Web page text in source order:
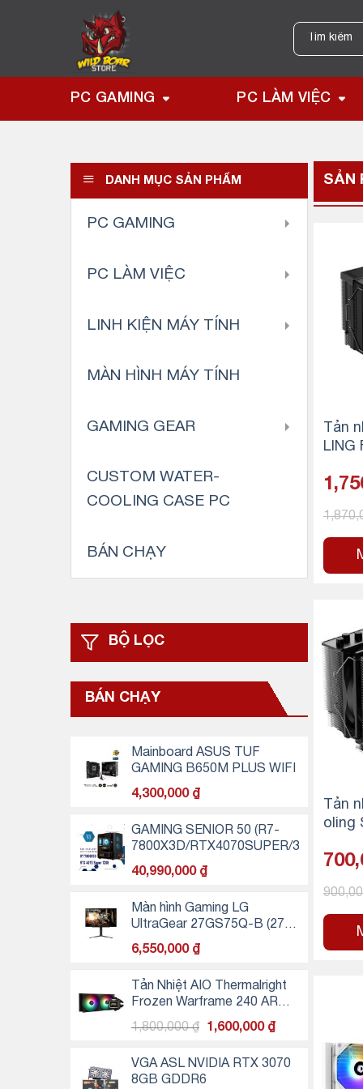
Tìm
kiếm:
PC GAMING PC LÀM VIỆC
DANH MỤC SẢN PHẨM
PC GAMING
PC LÀM VIỆC
LINH KIỆN MÁY TÍNH
MÀN HÌNH MÁY TÍNH
GAMING GEAR
CUSTOM WATER-
COOLING CASE PC
BÁN CHẠY
BỘ LỌC
BÁN CHẠY
Mainboard ASUS TUF
GAMING B650M PLUS WIFI
4,300,000 ₫
GAMING SENIOR 50 (R7-
7800X3D/RTX4070SUPER/32GB
RAM DDR5/500GB SSD NVMe)
40,990,000 ₫
Màn hình Gaming LG
UltraGear 27GS75Q-B (27
inch - IPS - 2K - 200Hz -
1ms)
6,550,000 ₫
Tản Nhiệt AIO Thermalright
Frozen Warframe 240 ARGB
- Black
1,800,000₫
Giá
là:
1,800,000 ₫.
1,600,000 ₫
tại
VGA ASL NVIDIA RTX 3070
8GB GDDR6
SẢN
Tản
LING
Tản
oling